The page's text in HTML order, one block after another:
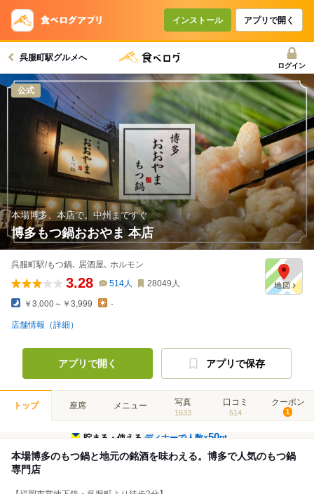
インストール アプリで開く
呉服町駅グルメへ
ログイン
公式
本場博多、本店で。中州まですぐ
博多もつ鍋おおやま 本店
呉服町駅/もつ鍋､ 居酒屋､ ホルモン
3.28 514人 28049 人
￥3,000～￥3,999 -
店舗情報（詳細）
アプリで開く アプリで保存
トップ 座席 メニュー 写真
1633
口コミ
514
クーポン
1
貯まる・使えるディナーで人数×50pt
本場博多のもつ鍋と地元の銘酒を味わえる。博多で人気のもつ鍋
専門店
コースで使えるクーポン
戻る
クーポンを利用せず予約する